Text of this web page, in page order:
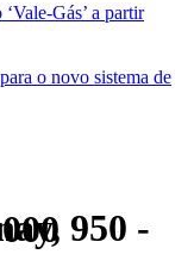
Gás’ a partir
o novo sistema de
000